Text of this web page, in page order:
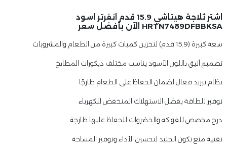
اشترِ ثلاجة هيتاشي 15.9 قدم انفرتر اسود
HRTN7489DFBBKSA الآن بأفضل سعر
سعة كبيرة (15.9 قدم) لتخزين كميات كبيرة من الطعام والمشروبات
تصميم أنيق باللون الأسود يناسب مختلف ديكورات المطابخ
نظام تبريد فعال لضمان الحفاظ على الطعام طازجًا
توفير للطاقة بفضل الاستهلاك المنخفض للكهرباء
درج مخصص للفواكه والخضروات للحفاظ عليها طازجة
تقنية منع تكون الجليد لتحسين الأداء وتوفير المساحة